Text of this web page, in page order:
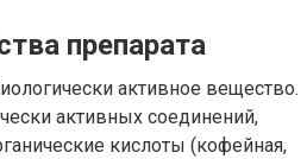
препарата
активное вещество.
активных соединений,
кислоты (кофейная,